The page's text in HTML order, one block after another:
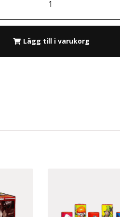
Lägg till i varukorg